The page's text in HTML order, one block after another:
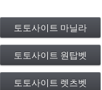
토토사이트 마닐라
토토사이트 원탑벳
토토사이트 렛츠벳